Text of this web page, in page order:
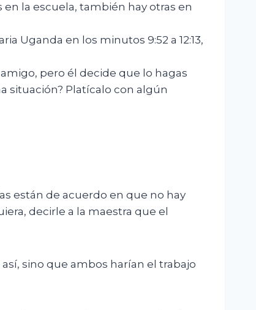
la escuela, también hay otras en
Uganda en los minutos 9:52 a 12:13,
pero él decide que lo hagas
situación? Platícalo con algún
están de acuerdo en que no hay
decirle a la maestra que el
sino que ambos harían el trabajo